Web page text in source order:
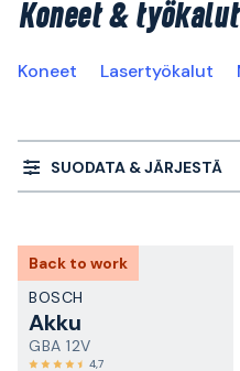
Koneet & työkalut
Koneet Lasertyökalut
SUODATA & JÄRJESTÄ
Back to work
BOSCH
Akku
GBA 12V
4,7